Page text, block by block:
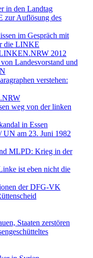
in den Landtag
Auflösung des
im Gespräch mit
die LINKE
2012
Landesvorstand und
verstehen:
weg von der linken
in Essen
UN am 23. Juni 1982
MLPD: Krieg in der
ist eben nicht die
der DFG-VK
Staaten zerstören